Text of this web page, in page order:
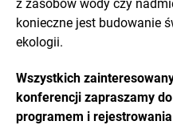
z zasobów wody czy
konieczne jest budowanie
ekologii.
Wszystkich
konferencji zapraszamy
programem i